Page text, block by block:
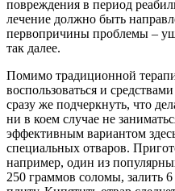
повреждения в период
лечение должно быть
первопричины проблемы –
так далее.
Помимо традиционной
воспользоваться и
сразу же подчеркнуть, что
ни в коем случае не
эффективным вариантом
специальных отваров.
например, один из
250 граммов соломы, залить